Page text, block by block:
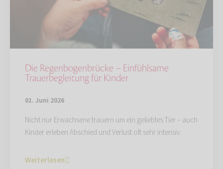
Die Regenbogenbrücke – Einfühlsame
Trauerbegleitung für Kinder
01. Juni 2026
Nicht nur Erwachsene trauern um ein geliebtes Tier – auch
Kinder erleben Abschied und Verlust oft sehr intensiv.
Weiterlesen